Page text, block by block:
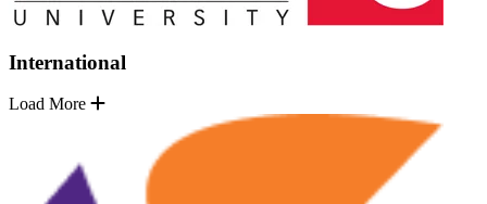
International
Load More